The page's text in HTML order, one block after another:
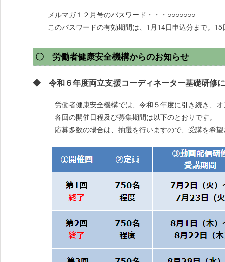
メルマガ１２月号のパスワード・・・○○○○○○○
このパスワードの有効期間は、1月14日申込分まで。
〇 労働者健康安全機構からのお知らせ
◆ 令和６年度両立支援コーディネーター基礎研修
労働者健康安全機構では、令和５年度に引き続き、
各回の開催日程及び募集期間は以下のとおりです。
応募多数の場合は、抽選を行いますので、受講を希